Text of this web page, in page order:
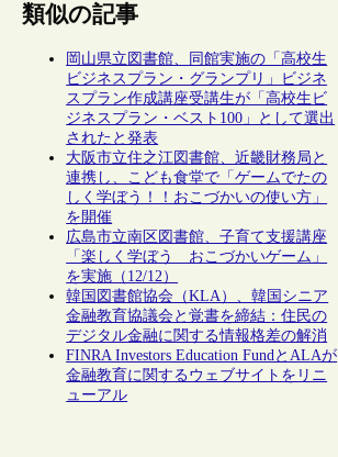
類似の記事
岡山県立図書館、同館実施の「高校生
ビジネスプラン・グランプリ」ビジネ
スプラン作成講座受講生が「高校生ビ
ジネスプラン・ベスト100」として選出
されたと発表
大阪市立住之江図書館、近畿財務局と
連携し、こども食堂で「ゲームでたの
しく学ぼう！！おこづかいの使い方」
を開催
広島市立南区図書館、子育て支援講座
「楽しく学ぼう おこづかいゲーム」
を実施（12/12）
韓国図書館協会（KLA）、韓国シニア
金融教育協議会と覚書を締結：住民の
デジタル金融に関する情報格差の解消
FINRA Investors Education FundとALAが
金融教育に関するウェブサイトをリニ
ューアル